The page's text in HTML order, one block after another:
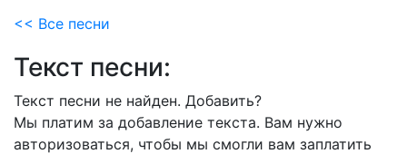
<< Все песни
Текст песни:
Текст песни не найден. Добавить?
Мы платим за добавление текста. Вам нужно
авторизоваться, чтобы мы смогли вам заплатить